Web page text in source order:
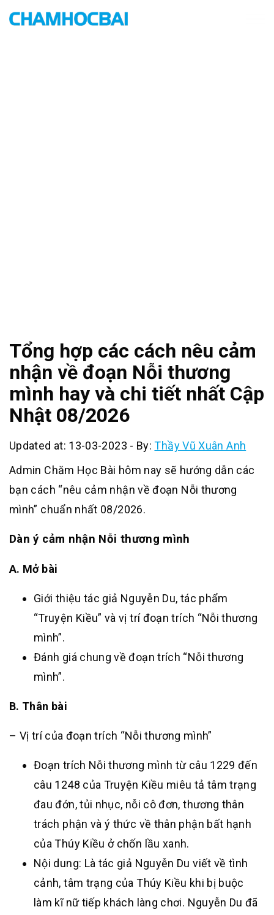
Tổng hợp các cách nêu cảm
nhận về đoạn Nỗi thương
mình hay và chi tiết nhất Cập
Nhật 08/2026
Updated at: 13-03-2023 - By:Thầy Vũ Xuân Anh
Admin Chăm Học Bài hôm nay sẽ hướng dẫn các
bạn cách “nêu cảm nhận về đoạn Nỗi thương
mình” chuẩn nhất 08/2026.
Dàn ý cảm nhận Nỗi thương mình
A. Mở bài
Giới thiệu tác giả Nguyễn Du, tác phẩm
“Truyện Kiều” và vị trí đoạn trích “Nỗi thương
mình”.
Đánh giá chung về đoạn trích “Nỗi thương
mình”.
B. Thân bài
– Vị trí của đoạn trích “Nỗi thương mình”
Đoạn trích Nỗi thương mình từ câu 1229 đến
câu 1248 của Truyện Kiều miêu tả tâm trạng
đau đớn, tủi nhục, nỗi cô đơn, thương thân
trách phận và ý thức về thân phận bất hạnh
của Thúy Kiều ở chốn lầu xanh.
Nội dung: Là tác giả Nguyễn Du viết về tình
cảnh, tâm trạng của Thúy Kiều khi bị buộc
làm kĩ nữ tiếp khách làng chơi. Nguyễn Du đã